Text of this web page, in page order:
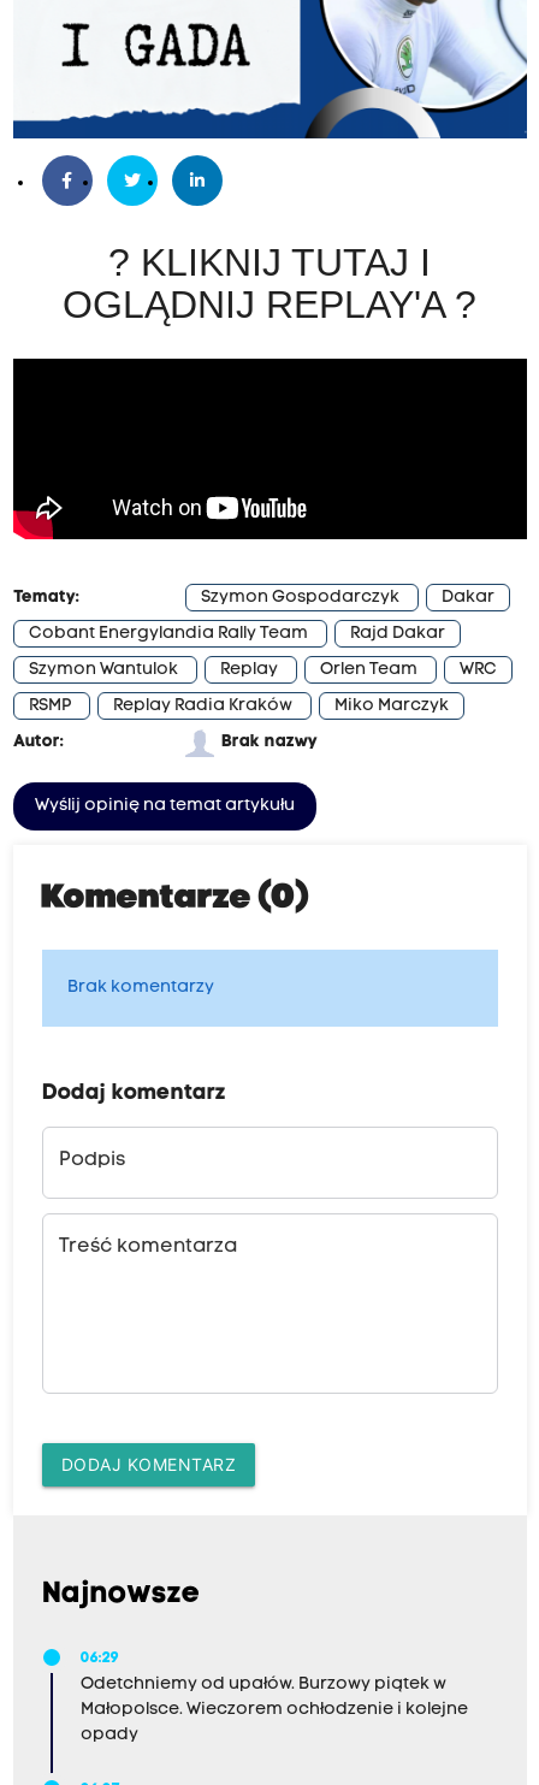
? KLIKNIJ TUTAJ I
OGLĄDNIJ REPLAY'A ?
Tematy: Szymon Gospodarczyk
Dakar
Cobant Energylandia Rally Team
Rajd Dakar
Szymon Wantulok
Replay Orlen Team
WRC
RSMP
Replay Radia Kraków
Miko Marczyk
Autor:
Brak nazwy
Wyślij opinię na temat artykułu
Komentarze (0)
Brak komentarzy
Dodaj komentarz
Podpis
Treść komentarza
DODAJ KOMENTARZ
Najnowsze
06:29
Odetchniemy od upałów. Burzowy piątek w
Małopolsce. Wieczorem ochłodzenie i kolejne
opady